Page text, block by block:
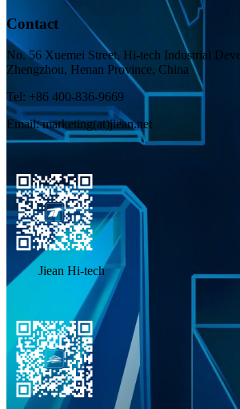
Contact
No. 56 Xuemei Street, Hi-tech Industrial
Zhengzhou, Henan Province, China
Tel: +86 400-836-9669
Email: marketing(at)jiean.net
Jiean Hi-tech